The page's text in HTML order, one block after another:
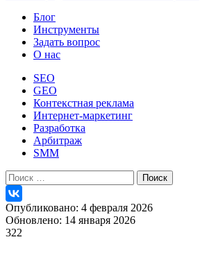
Блог
Инструменты
Задать вопрос
О нас
SEO
GEO
Контекстная реклама
Интернет-маркетинг
Разработка
Арбитраж
SMM
Найти:
Опубликовано: 4 февраля 2026
Обновлено: 14 января 2026
322